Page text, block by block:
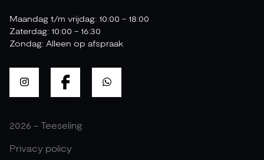
Maandag t/m vrijdag: 10:00 - 18:00
Zaterdag: 10:00 - 16:30
Zondag: Alleen op afspraak
2026 - Teeseling
Privacy policy